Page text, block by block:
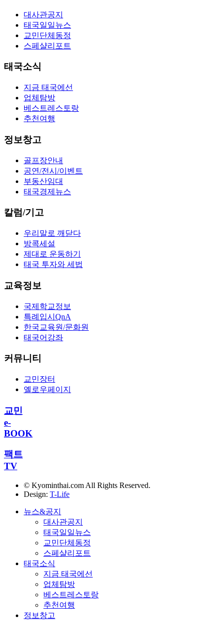
대사관공지
태국일일뉴스
교민단체동정
스페샬리포트
태국소식
지금 태국에선
업체탐방
베스트레스토랑
추천여행
정보창고
골프장안내
공연/전시/이벤트
부동산임대
태국경제뉴스
칼럼/기고
우리말로 깨닫다
방콕세설
제대로 운동하기
태국 투자와 세법
교육정보
국제학교정보
특례입시QnA
한국교육원/문화원
태국어강좌
커뮤니티
교민장터
옐로우페이지
교민
e-
BOOK
팩트
TV
© Kyominthai.com All Rights Reserved.
Design: T-Life
뉴스&공지
대사관공지
태국일일뉴스
교민단체동정
스페샬리포트
태국소식
지금 태국에선
업체탐방
베스트레스토랑
추천여행
정보창고